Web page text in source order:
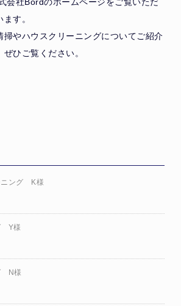
す。
掃やハウスクリーニングについてご紹介
ひご覧ください。
ニング K様
Y様
N様